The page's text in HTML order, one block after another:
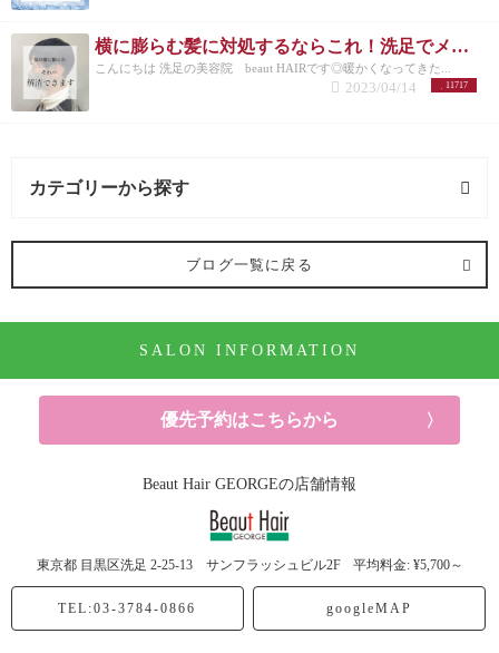
横に膨らむ髪に対処するならこれ！洗足でメンズカットが得意な美容院が紹介◎
こんにちは 洗足の美容院 beaut HAIRです◎暖かくなってきた...
11717
2023/04/14
カテゴリーから探す
オススメメニュー (122記事)
パーマ (10記事)
スタイリング剤 (6記事)
ブログ一覧に戻る
SALON INFORMATION
優先予約はこちらから
Beaut Hair GEORGEの店舗情報
東京都 目黒区洗足 2-25-13 サンフラッシュビル2F 平均料金: ¥5,700～
TEL:03-3784-0866 googleMAP